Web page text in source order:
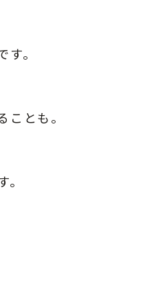
。
とも。